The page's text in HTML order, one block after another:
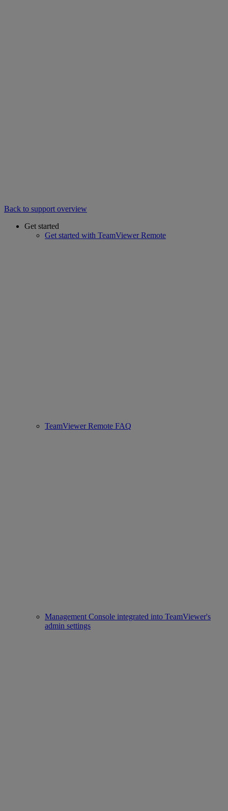
Back to support overview
Get started
Get started with TeamViewer Remote
TeamViewer Remote FAQ
Management Console integrated into TeamViewer's
admin settings